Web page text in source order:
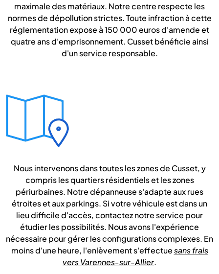
maximale des matériaux. Notre centre respecte les
normes de dépollution strictes. Toute infraction à cette
réglementation expose à 150 000 euros d'amende et
quatre ans d'emprisonnement. Cusset bénéficie ainsi
d'un service responsable.
Nous intervenons dans toutes les zones de Cusset, y
compris les quartiers résidentiels et les zones
périurbaines. Notre dépanneuse s'adapte aux rues
étroites et aux parkings. Si votre véhicule est dans un
lieu difficile d'accès, contactez notre service pour
étudier les possibilités. Nous avons l'expérience
nécessaire pour gérer les configurations complexes. En
moins d'une heure, l'enlèvement s'effectuesans frais
vers Varennes-sur-Allier.